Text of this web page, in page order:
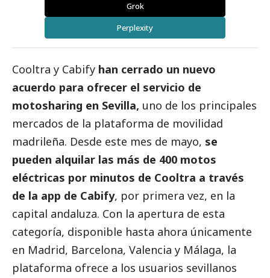
Grok
Perplexity
Cooltra y Cabify han cerrado un nuevo
acuerdo para ofrecer el servicio de
motosharing en Sevilla, uno de los principales
mercados de la plataforma de movilidad
madrileña. Desde este mes de mayo, se
pueden alquilar las más de 400 motos
eléctricas por minutos de Cooltra a través
de la app de Cabify, por primera vez, en la
capital andaluza. Con la apertura de esta
categoría, disponible hasta ahora únicamente
en Madrid, Barcelona, Valencia y Málaga, la
plataforma ofrece a los usuarios sevillanos